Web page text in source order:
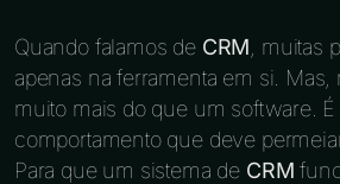
Quando falamos de CRM , muitas
apenas na ferramenta em si. Mas,
muito mais do que um software.
comportamento que deve
Para que um sistema de CRM